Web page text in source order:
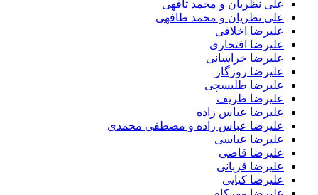
علی نظریان و محمد تافهی
علی نظریان و محمد طافهی
علیرضا اخلاقی
علیرضا افتخاری
علیرضا خراسانی
علیرضا روزگار
علیرضا طلیسچی
علیرضا ظریف
علیرضا عباس زاده
علیرضا عباس زاده و مصطفی محمدی
علیرضا عباسی
علیرضا قاضی
علیرضا قربانی
علیرضا کیایی